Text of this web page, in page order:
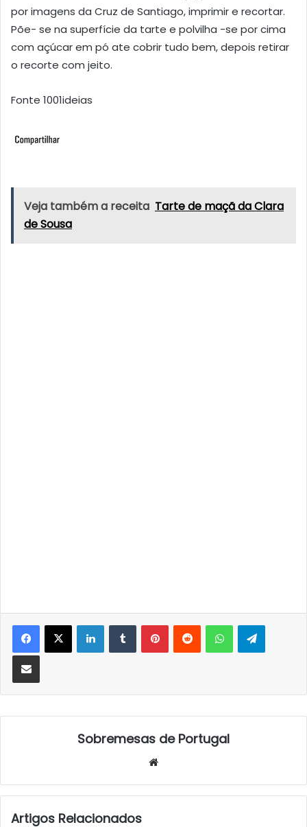
por imagens da Cruz de Santiago, imprimir e recortar.
Põe- se na superfície da tarte e polvilha -se por cima
com açúcar em pó ate cobrir tudo bem, depois retirar
o recorte com jeito.
Fonte 1001ideias
Veja também a receita Tarte de maçã da Clara
de Sousa
LinkedInTumblrPinterestReddit WhatsApp
Partilhar Via Email
Sobremesas de Portugal
Artigos Relacionados